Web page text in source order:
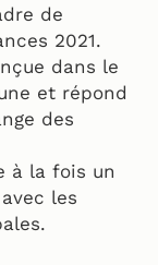
de
2021.
dans le
et répond
des
à la fois un
les